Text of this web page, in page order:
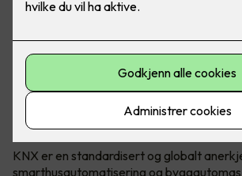
KNX Association både utvikler og eier
kan brukes i både næringsbygg,
Hva er egentlig KNX?
KNX er en standardisert og globalt
smarthusautomatisering og